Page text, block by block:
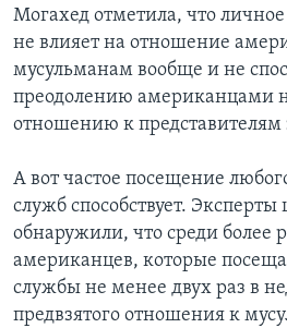
Могахед отметила, что
не влияет на отношение
мусульманам вообще и не
преодолению американцами
отношению к представителям
А вот частое посещение
служб способствует. Эксперты
обнаружили, что среди более
американцев, которые
службы не менее двух раз в
предвзятого отношения к